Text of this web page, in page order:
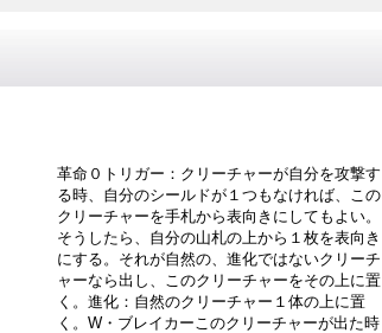
革命０トリガー：クリーチャーが自分を攻撃す
る時、自分のシールドが１つもなければ、この
クリーチャーを手札から表向きにしてもよい。
そうしたら、自分の山札の上から１枚を表向き
にする。それが自然の、進化ではないクリーチ
ャーなら出し、このクリーチャーをその上に置
く。進化：自然のクリーチャー１体の上に置
く。W・ブレイカーこのクリーチャーが出た時